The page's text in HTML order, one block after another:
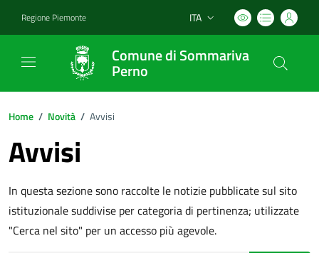
Regione Piemonte Lingua attiva:
ITA
Comune di Sommariva
Perno
Home / Novità / Avvisi
Avvisi
In questa sezione sono raccolte le notizie pubblicate sul sito
istituzionale suddivise per categoria di pertinenza; utilizzate
"Cerca nel sito" per un accesso più agevole.